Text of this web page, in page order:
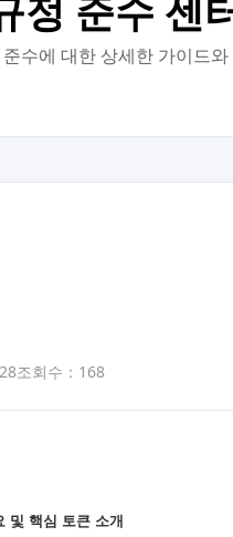
정 준수 센
수에 대한 상세한 가이드
조회수：168
및 핵심 토큰 소개